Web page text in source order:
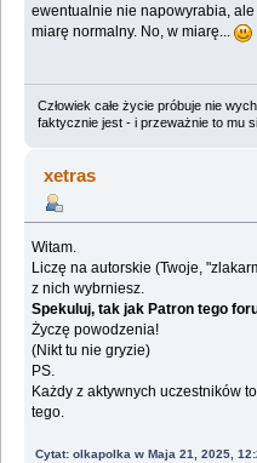
ewentualnie nie napowyrabia, ale
miarę normalny. No, w miarę...
Człowiek całe życie próbuje nie
faktycznie jest - i przeważnie to mu
xetras
Witam.
Liczę na autorskie (Twoje,
z nich wybrniesz.
Spekuluj, tak jak Patron tego
Życzę powodzenia!
(Nikt tu nie gryzie)
PS.
Każdy z aktywnych uczestników
tego.
Cytat: olkapolka w Maja 21, 2025,